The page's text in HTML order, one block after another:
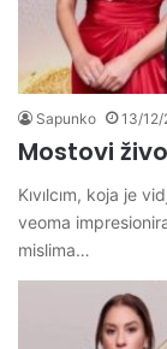
Sapunko 13/
Mostovi
Kıvılcım, koja je
veoma
mislima…